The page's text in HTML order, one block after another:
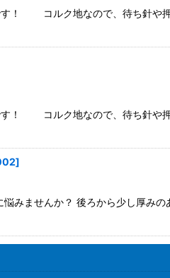
す！ コルク地なので、待ち針や
す！ コルク地なので、待ち針
]
みませんか？ 後ろから少し厚み